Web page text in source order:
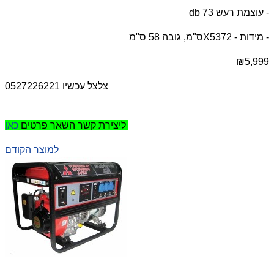
- עוצמת רעש 73 db
- מידות - 72 X53ס"מ, גובה 58 ס"מ
₪5,999
צלצל עכשיו 0527226221
ליצירת קשר השאר פרטים
למוצר הקודם